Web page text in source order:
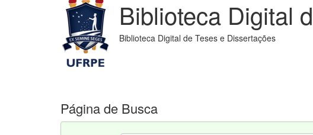
Biblioteca Digital
Biblioteca Digital de Teses e Dissertações
Página de Busca